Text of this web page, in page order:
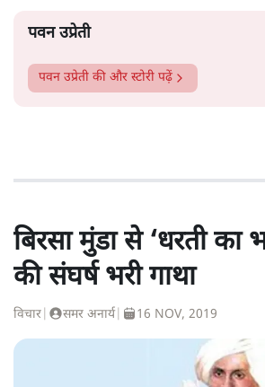
पवन उप्रेती
पवन उप्रेती की और स्टोरी पढ़ें
बिरसा मुंडा से ‘धरती का
की संघर्ष भरी गाथा
विचार समर अनार्य| 16 NOV, 2019